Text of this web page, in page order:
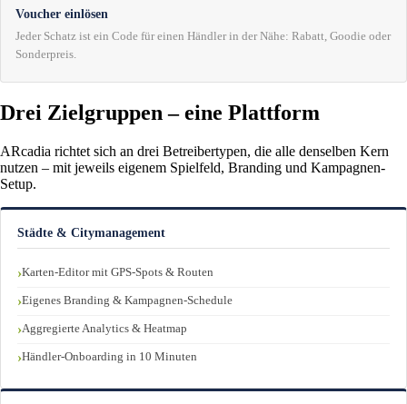
Voucher einlösen
Jeder Schatz ist ein Code für einen Händler in der Nähe: Rabatt, Goodie oder
Sonderpreis.
Drei Zielgruppen – eine Plattform
ARcadia richtet sich an drei Betreibertypen, die alle denselben Kern
nutzen – mit jeweils eigenem Spielfeld, Branding und Kampagnen-
Setup.
Städte & Citymanagement
Karten-Editor mit GPS-Spots & Routen
Eigenes Branding & Kampagnen-Schedule
Aggregierte Analytics & Heatmap
Händler-Onboarding in 10 Minuten